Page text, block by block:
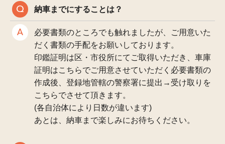
納車までにすることは？
必要書類のところでも触れましたが、ご用意いた
だく書類の手配をお願いしております。
印鑑証明は区・市役所にてご取得いただき、車庫
証明はこちらでご用意させていただく必要書類の
作成後、登録地管轄の警察署に提出→受け取りを
こちらでさせて頂きます。
(各自治体により日数が違います)
あとは、納車まで楽しみにお待ちください。